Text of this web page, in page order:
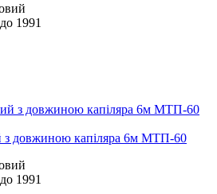
1991
з довжиною капіляра 6м МТП-60
1991